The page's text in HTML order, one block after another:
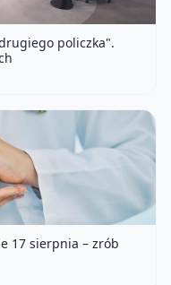
policzka".
17 sierpnia – zrób